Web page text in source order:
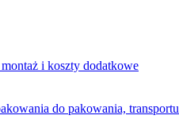
i koszty dodatkowe
do pakowania,